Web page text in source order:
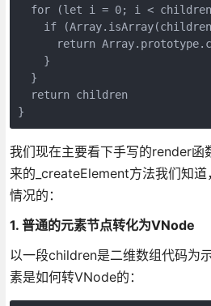
for (let i = 0; i <
if
return
    }
  }
  return children
我们现在主要看下手写的render函
来的_createElement方法我们知
情况的：
1. 普通的元素节点转化为VNode
以一段children是二维数组代码为
素是如何转VNode的：